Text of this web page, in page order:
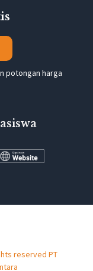
potongan harga
reserved PT